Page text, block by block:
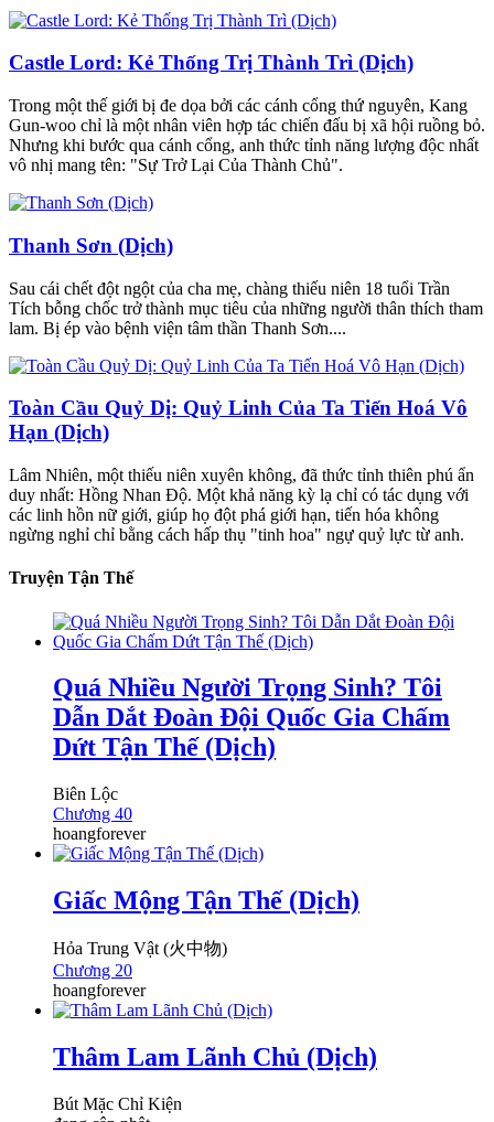
Castle Lord: Kẻ Thống Trị Thành Trì (Dịch)
Trong một thế giới bị đe dọa bởi các cánh cổng thứ nguyên, Kang
Gun-woo chỉ là một nhân viên hợp tác chiến đấu bị xã hội ruồng bỏ.
Nhưng khi bước qua cánh cổng, anh thức tỉnh năng lượng độc nhất
vô nhị mang tên: "Sự Trở Lại Của Thành Chủ".
Thanh Sơn (Dịch)
Sau cái chết đột ngột của cha mẹ, chàng thiếu niên 18 tuổi Trần
Tích bỗng chốc trở thành mục tiêu của những người thân thích tham
lam. Bị ép vào bệnh viện tâm thần Thanh Sơn....
Toàn Cầu Quỷ Dị: Quỷ Linh Của Ta Tiến Hoá Vô
Hạn (Dịch)
Lâm Nhiên, một thiếu niên xuyên không, đã thức tỉnh thiên phú ẩn
duy nhất: Hồng Nhan Độ. Một khả năng kỳ lạ chỉ có tác dụng với
các linh hồn nữ giới, giúp họ đột phá giới hạn, tiến hóa không
ngừng nghỉ chỉ bằng cách hấp thụ "tinh hoa" ngự quỷ lực từ anh.
Truyện Tận Thế
Quá Nhiều Người Trọng Sinh? Tôi
Dẫn Dắt Đoàn Đội Quốc Gia Chấm
Dứt Tận Thế (Dịch)
Biên Lộc
Chương 40
hoangforever
Giấc Mộng Tận Thế (Dịch)
Hỏa Trung Vật (火中物)
Chương 20
hoangforever
Thâm Lam Lãnh Chủ (Dịch)
Bút Mặc Chỉ Kiện